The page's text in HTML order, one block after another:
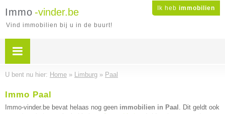
Ik heb immobilien
Immo -vinder.be
Vind immobilien bij u in de buurt!
U bent nu hier: Home » Limburg » Paal
Immo Paal
Immo-vinder.be bevat helaas nog geen immobilien in Paal . Dit geldt ook